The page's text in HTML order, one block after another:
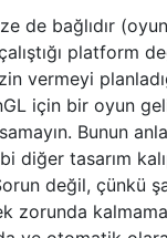
bağlıdır (oyun
platform
vermeyi
için bir oyun
Bunun
diğer tasarım
değil, çünkü